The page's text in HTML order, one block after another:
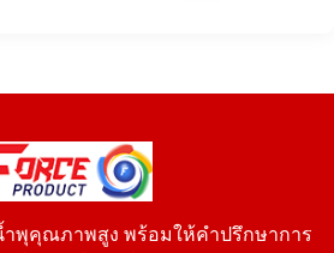
พุคุณภาพสูง พร้อมให้คำปรึกษาการ